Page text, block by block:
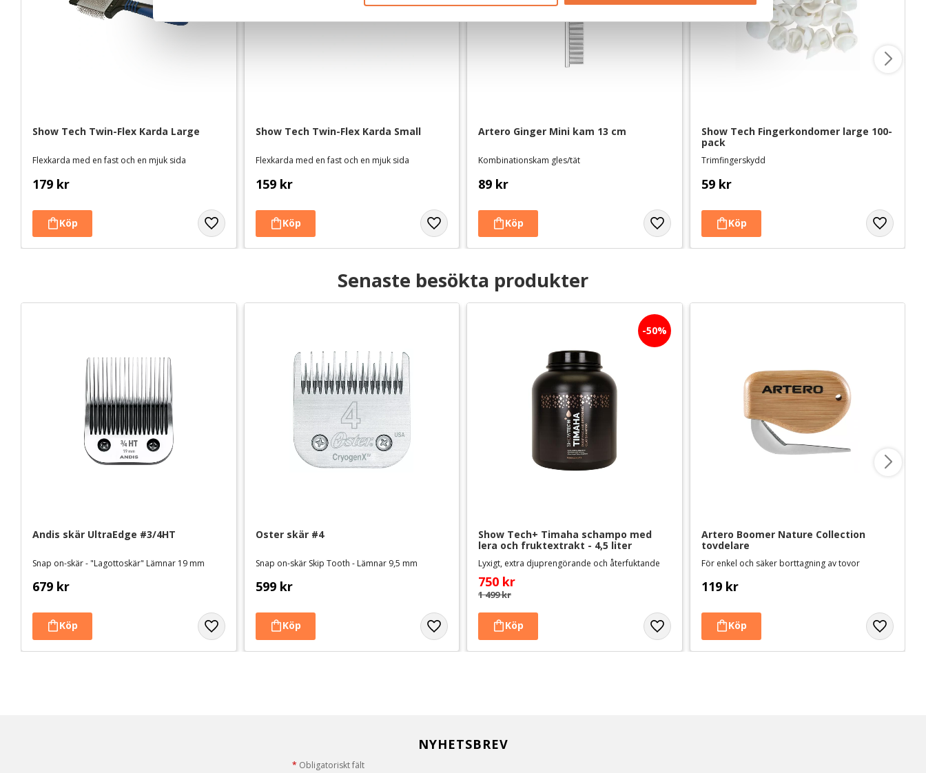
e
s
Show Tech Twin-Flex Karda Large
Flexkarda med en fast och en mjuk sida
179 kr
Show Tech Twin-Flex Karda Small
Flexkarda med en fast och en mjuk sida
159 kr
Artero Ginger Mini kam 13 cm
Kombinationskam gles/tät
89 kr
Show Tech Fingerkondomer large 100-
pack
Trimfingerskydd
59 kr
Senaste besökta produkter
Andis skär UltraEdge #3/4HT
Snap on-skär - "Lagottoskär" Lämnar 19 mm
679 kr
Oster skär #4
Snap on-skär Skip Tooth - Lämnar 9,5 mm
599 kr
Show Tech+ Timaha schampo med
lera och fruktextrakt - 4,5 liter
Lyxigt, extra djuprengörande och återfuktande
750 kr
1 499kr
50%
Artero Boomer Nature Collection
tovdelare
För enkel och säker borttagning av tovor
119 kr
NYHETSBREV
* Obligatoriskt fält